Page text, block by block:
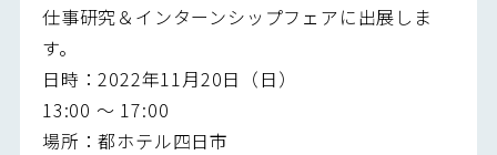
仕事研究＆インターンシップフェアに出展しま
す。
日時：2022年11月20日（日）
13:00 ～ 17:00
場所：都ホテル四日市